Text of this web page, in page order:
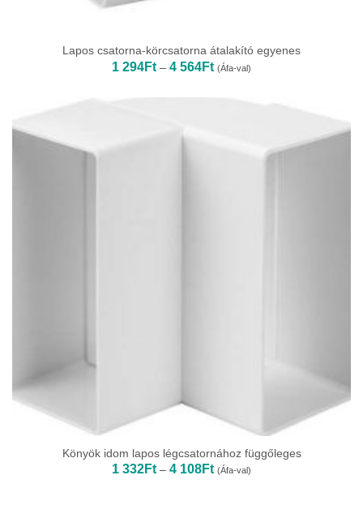
Lapos csatorna-körcsatorna átalakító egyenes
1 294Ft – 4 564FtÁrtartomány:
1
(Áfa-val)
Könyök idom lapos légcsatornához függőleges
1 332Ft – 4 108FtÁrtartomány:
1
(Áfa-val)